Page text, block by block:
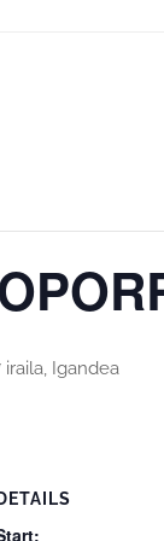
iraila, Igandea
DETAILS